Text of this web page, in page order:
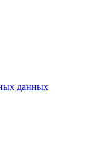
данных